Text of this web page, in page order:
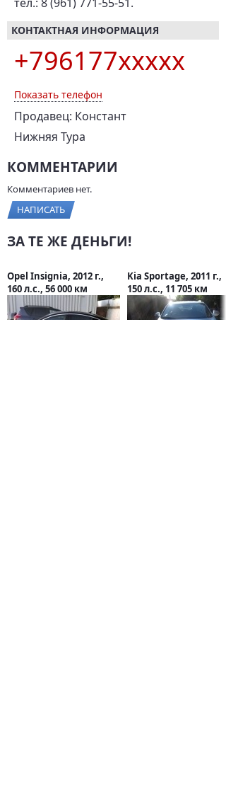
КОНТАКТНАЯ ИНФОРМАЦИЯ
+796177xxxxx
Показать телефон
Продавец: Констант
Нижняя Тура
КОММЕНТАРИИ
Комментариев нет.
НАПИСАТЬ
ЗА ТЕ ЖЕ ДЕНЬГИ!
Opel Insignia, 2012 г.,
160 л.с., 56 000 км
Kia Sportage, 2011 г.,
150 л.с., 11 705 км